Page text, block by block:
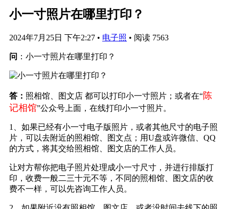
小一寸照片在哪里打印？
2024年7月25日 下午2:27 • 电子照 • 阅读 7563
问 ：小一寸照片在哪里打印？
答： 照相馆、图文店 都可以打印小一寸照片；或者在“陈
记相馆”公众号上面，在线打印小一寸照片。
1、如果已经有小一寸电子版照片，或者其他尺寸的电子照
片，可以去附近的照相馆、图文点；用U盘或许微信、QQ
的方式，将其交给照相馆、图文店的工作人员。
让对方帮你把电子照片处理成小一寸尺寸，并进行排版打
印，收费一般二三十元不等，不同的照相馆、图文店的收
费不一样，可以先咨询工作人员。